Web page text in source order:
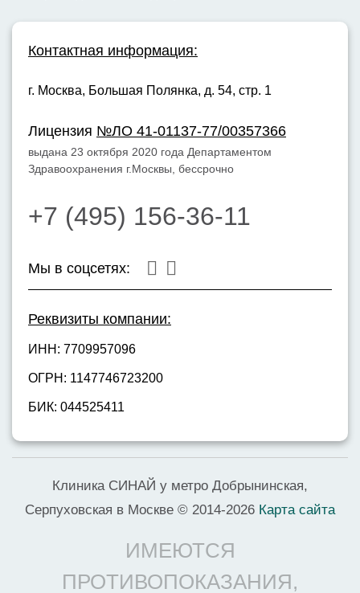
Контактная информация:
г. Москва, Большая Полянка, д. 54, стр. 1
Лицензия №ЛО 41-01137-77/00357366
выдана 23 октября 2020 года Департаментом
Здравоохранения г.Москвы, бессрочно
+7 (495) 156-36-11
Мы в соцсетях:
Реквизиты компании:
ИНН: 7709957096
ОГРН: 1147746723200
БИК: 044525411
Клиника СИНАЙ у метро Добрынинская,
Серпуховская в Москве © 2014-2026 Карта сайта
ИМЕЮТСЯ
ПРОТИВОПОКАЗАНИЯ,